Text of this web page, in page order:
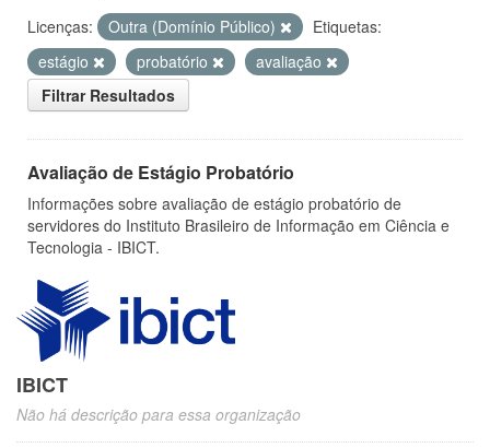
Licenças: Outra (Domínio Público)
Etiquetas:
estágio
probatório
avaliação
Filtrar Resultados
Avaliação de Estágio Probatório
Informações sobre avaliação de estágio probatório de
servidores do Instituto Brasileiro de Informação em Ciência e
Tecnologia - IBICT.
IBICT
Não há descrição para essa organização